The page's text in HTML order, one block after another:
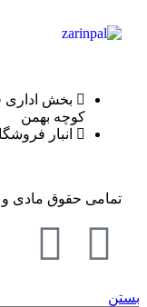
بخش اداری
کوچه بهمن
انبار
تمامی حقوق مادی
بستن